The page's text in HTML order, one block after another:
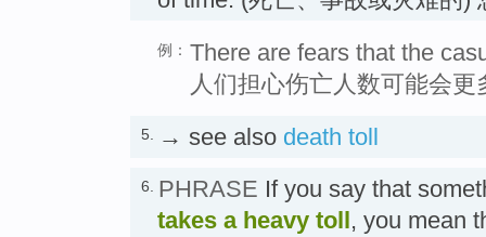
例： There are fears that the
人们担心伤亡人数可能会更
5. → see also death toll
6. PHRASE If you say that
takes a heavy toll , you mean